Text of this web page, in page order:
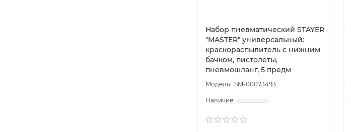
Набор пневматический STAYER
″MASTER″ универсальный:
краскораспылитель с нижним
бачком, пистолеты,
пневмошланг, 5 предм
SM-00073493